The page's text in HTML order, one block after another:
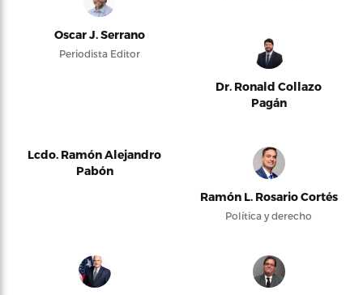
Oscar J. Serrano
Periodista Editor
Dr. Ronald Collazo
Pagán
Lcdo. Ramón Alejandro
Pabón
Ramón L. Rosario Cortés
Política y derecho